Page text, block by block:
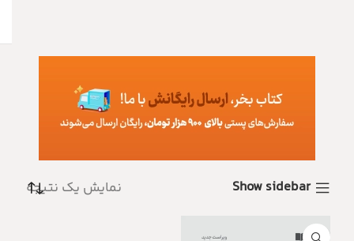
Show sidebar نمایش یک نتیجه